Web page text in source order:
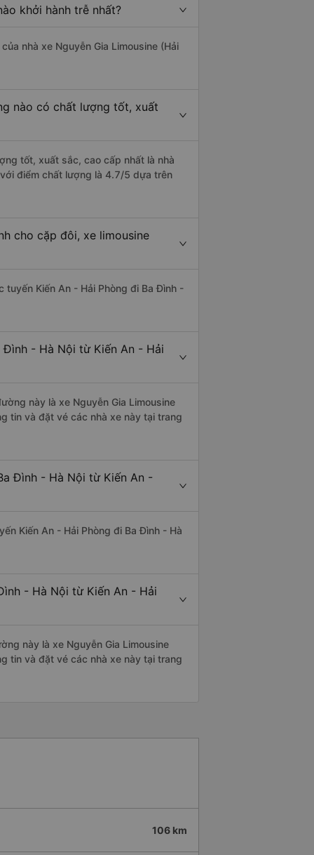
khởi hành trễ nhất?
nhà xe Nguyễn Gia Limousine (Hải
nào có chất lượng tốt, xuất
tốt, xuất sắc, cao cấp nhất là nhà
điểm chất lượng là 4.7/5 dựa trên
cho cặp đôi, xe limousine
tuyến Kiến An - Hải Phòng đi Ba Đình -
- Hà Nội từ Kiến An - Hải
này là xe Nguyễn Gia Limousine
tin và đặt vé các nhà xe này tại trang
Đình - Hà Nội từ Kiến An -
Kiến An - Hải Phòng đi Ba Đình - Hà
- Hà Nội từ Kiến An - Hải
này là xe Nguyễn Gia Limousine
tin và đặt vé các nhà xe này tại trang
106 km